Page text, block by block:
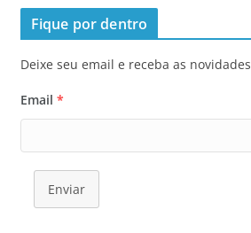
Fique por dentro
Deixe seu email e receba as novidades
Email *
Enviar